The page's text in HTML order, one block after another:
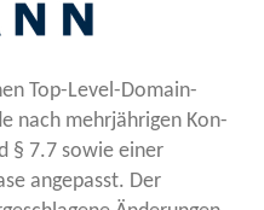
Top-Level-Domain-
nach mehr­jäh­ri­gen Kon­
§ 7.7 sowie einer
ange­passt. Der